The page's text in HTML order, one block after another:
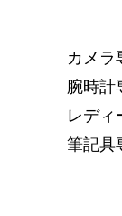
カメラ
腕時計
レディ
筆記具